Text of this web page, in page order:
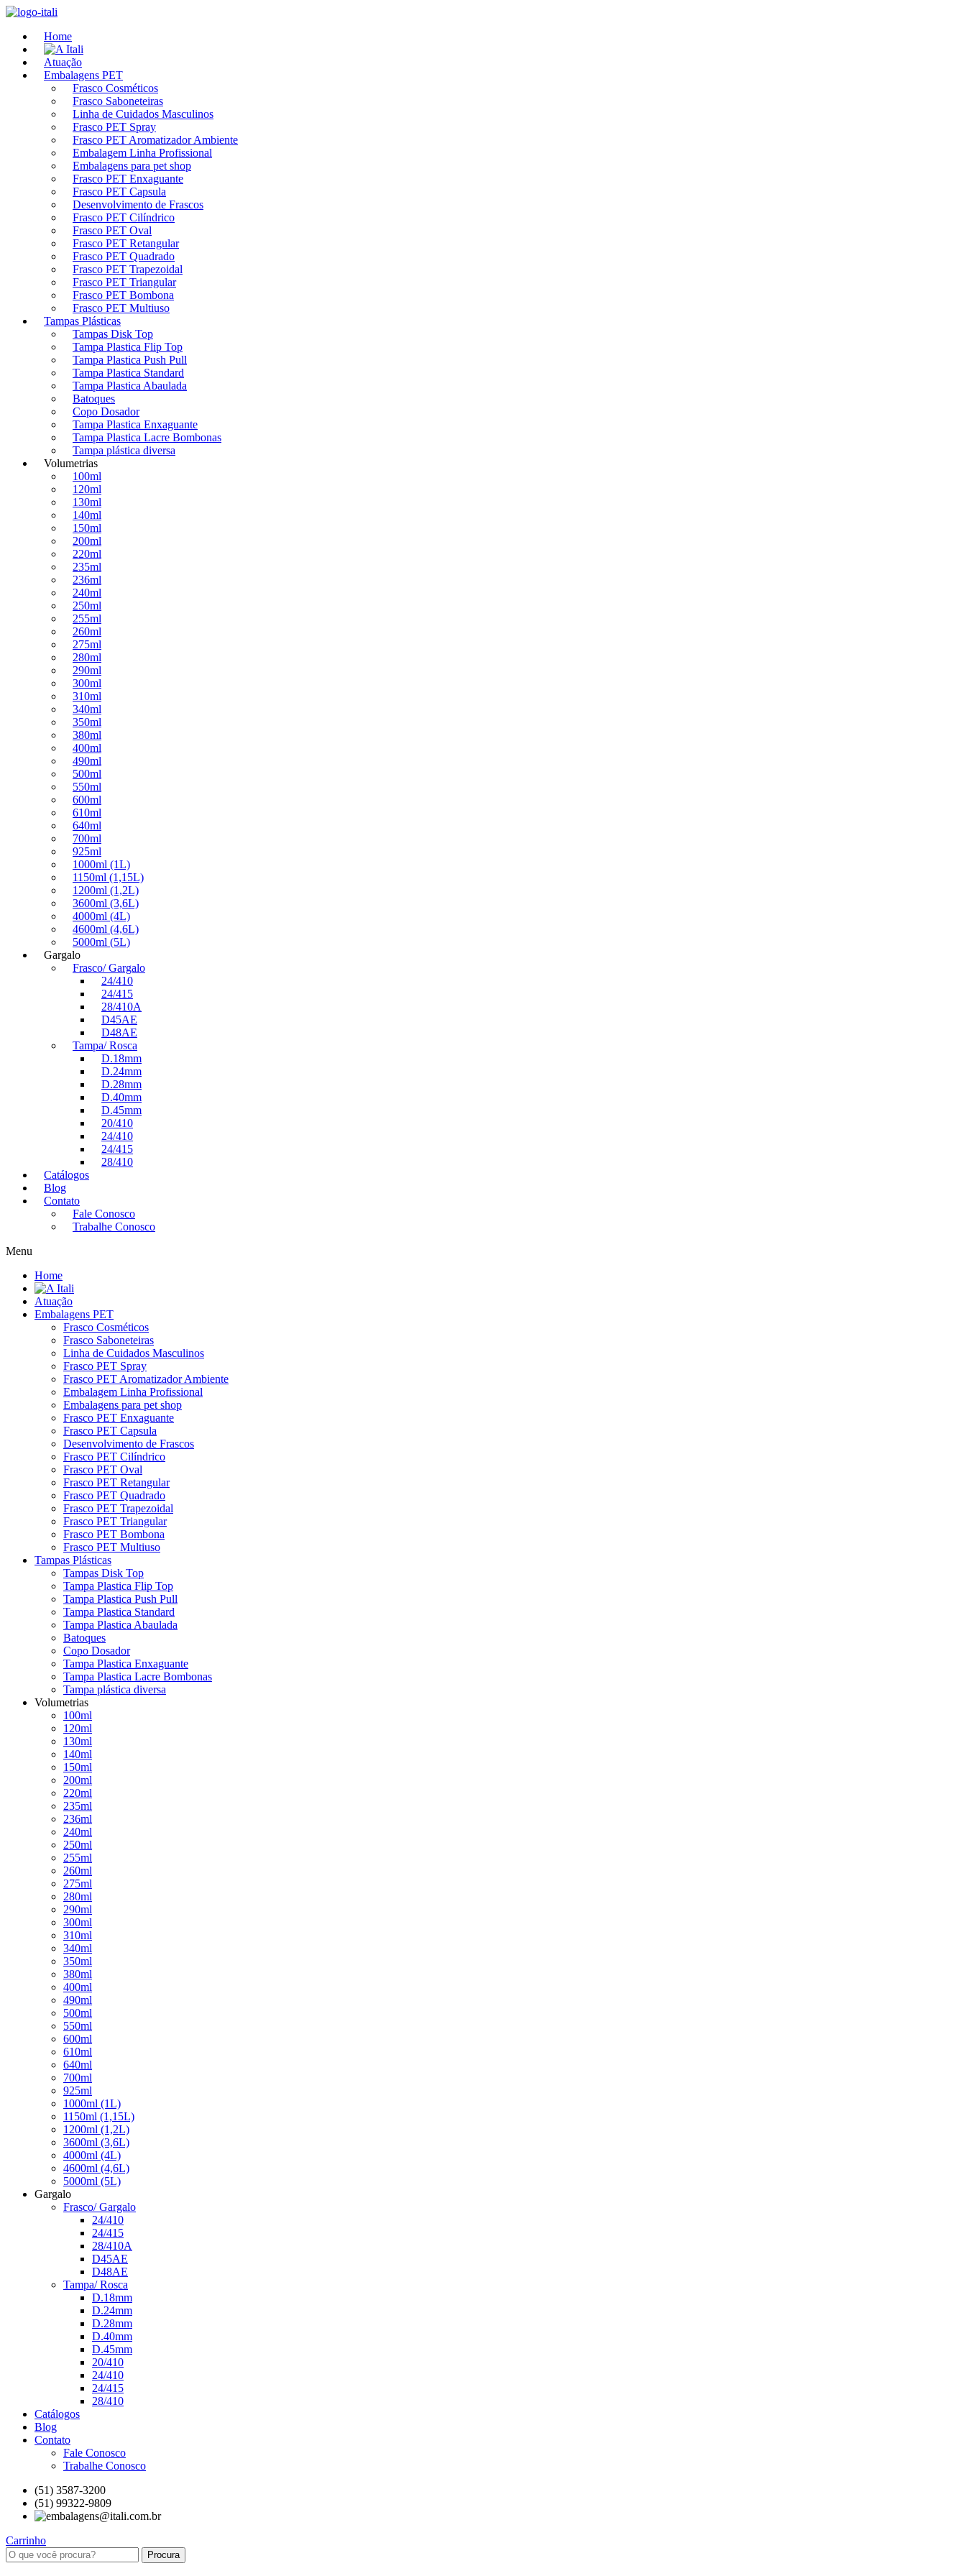
Ir
conteúdo
Home
Atuação
Embalagens PET
Frasco Cosméticos
Frasco Saboneteiras
Linha de Cuidados Masculinos
Frasco PET Spray
Frasco PET Aromatizador Ambiente
Embalagem Linha Profissional
Embalagens para pet shop
Frasco PET Enxaguante
Frasco PET Capsula
Desenvolvimento de Frascos
Frasco PET Cilíndrico
Frasco PET Oval
Frasco PET Retangular
Frasco PET Quadrado
Frasco PET Trapezoidal
Frasco PET Triangular
Frasco PET Bombona
Frasco PET Multiuso
Tampas Plásticas
Tampas Disk Top
Tampa Plastica Flip Top
Tampa Plastica Push Pull
Tampa Plastica Standard
Tampa Plastica Abaulada
Batoques
Copo Dosador
Tampa Plastica Enxaguante
Tampa Plastica Lacre Bombonas
Tampa plástica diversa
Volumetrias
100ml
120ml
130ml
140ml
150ml
200ml
220ml
235ml
236ml
240ml
250ml
255ml
260ml
275ml
280ml
290ml
300ml
310ml
340ml
350ml
380ml
400ml
490ml
500ml
550ml
600ml
610ml
640ml
700ml
925ml
1000ml (1L)
1150ml (1,15L)
1200ml (1,2L)
3600ml (3,6L)
4000ml (4L)
4600ml (4,6L)
5000ml (5L)
Gargalo
Frasco/ Gargalo
24/410
24/415
28/410A
D45AE
D48AE
Tampa/ Rosca
D.18mm
D.24mm
D.28mm
D.40mm
D.45mm
20/410
24/410
24/415
28/410
Catálogos
Blog
Contato
Fale Conosco
Trabalhe Conosco
Menu
Home
Atuação
Embalagens PET
Frasco Cosméticos
Frasco Saboneteiras
Linha de Cuidados Masculinos
Frasco PET Spray
Frasco PET Aromatizador Ambiente
Embalagem Linha Profissional
Embalagens para pet shop
Frasco PET Enxaguante
Frasco PET Capsula
Desenvolvimento de Frascos
Frasco PET Cilíndrico
Frasco PET Oval
Frasco PET Retangular
Frasco PET Quadrado
Frasco PET Trapezoidal
Frasco PET Triangular
Frasco PET Bombona
Frasco PET Multiuso
Tampas Plásticas
Tampas Disk Top
Tampa Plastica Flip Top
Tampa Plastica Push Pull
Tampa Plastica Standard
Tampa Plastica Abaulada
Batoques
Copo Dosador
Tampa Plastica Enxaguante
Tampa Plastica Lacre Bombonas
Tampa plástica diversa
Volumetrias
100ml
120ml
130ml
140ml
150ml
200ml
220ml
235ml
236ml
240ml
250ml
255ml
260ml
275ml
280ml
290ml
300ml
310ml
340ml
350ml
380ml
400ml
490ml
500ml
550ml
600ml
610ml
640ml
700ml
925ml
1000ml (1L)
1150ml (1,15L)
1200ml (1,2L)
3600ml (3,6L)
4000ml (4L)
4600ml (4,6L)
5000ml (5L)
Gargalo
Frasco/ Gargalo
24/410
24/415
28/410A
D45AE
D48AE
Tampa/ Rosca
D.18mm
D.24mm
D.28mm
D.40mm
D.45mm
20/410
24/410
24/415
28/410
Catálogos
Blog
Contato
Fale Conosco
Trabalhe Conosco
(51) 3587-3200
(51) 99322-9809
Carrinho
Procura